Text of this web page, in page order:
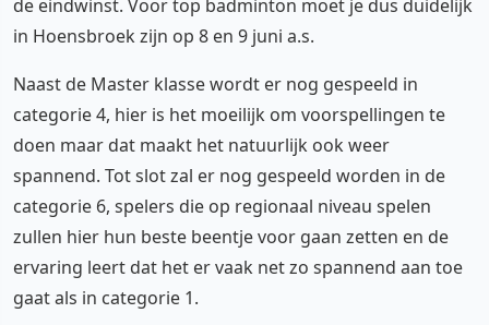
de eindwinst. Voor top badminton moet je dus duidelijk
in Hoensbroek zijn op 8 en 9 juni a.s.
Naast de Master klasse wordt er nog gespeeld in
categorie 4, hier is het moeilijk om voorspellingen te
doen maar dat maakt het natuurlijk ook weer
spannend. Tot slot zal er nog gespeeld worden in de
categorie 6, spelers die op regionaal niveau spelen
zullen hier hun beste beentje voor gaan zetten en de
ervaring leert dat het er vaak net zo spannend aan toe
gaat als in categorie 1.